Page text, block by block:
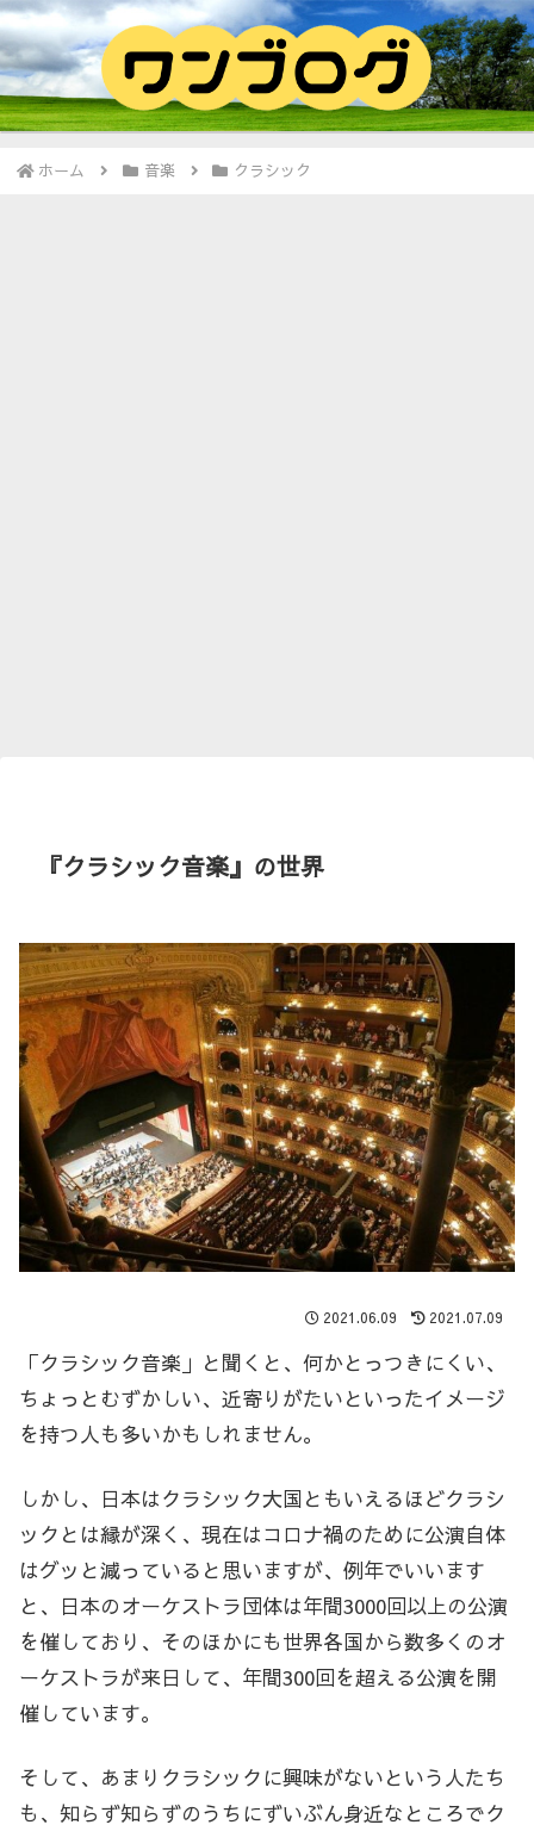
ホーム 音楽 クラシック
『クラシック音楽』の世界
2021.06.09 2021.07.09
「クラシック音楽」と聞くと、何かとっつきにくい、
ちょっとむずかしい、近寄りがたいといったイメージ
を持つ人も多いかもしれません。
しかし、日本はクラシック大国ともいえるほどクラシ
ックとは縁が深く、現在はコロナ禍のために公演自体
はグッと減っていると思いますが、例年でいいます
と、日本のオーケストラ団体は年間3000回以上の公演
を催しており、そのほかにも世界各国から数多くのオ
ーケストラが来日して、年間300回を超える公演を開
催しています。
そして、あまりクラシックに興味がないという人たち
も、知らず知らずのうちにずいぶん身近なところでク